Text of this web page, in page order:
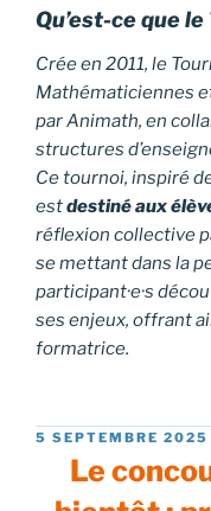
Qu’est-ce que le
Crée en 2011, le
Mathématiciennes
par Animath, en
structures
Ce tournoi, inspiré
estdestiné aux
réflexion collective
se mettant dans la
participant·e·s
ses enjeux, offrant
formatrice.
PUBLIÉ
5 SEPTEMBRE 2025
Le